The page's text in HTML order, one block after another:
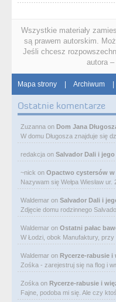
Wszystkie materiały
są prawem autorskim.
Jeśli chcesz
autora
Mapa strony | Archiwum |
Ostatnie komentarze
Zuzanna on Dom Jana
W domu Długosza znajduje się
redakcja on Salvador Dali i
~nick on Opactwo cystersów
Nazywam się Wełpa Wiesław
Waldemar on Salvador Dali i
Zdjęcie domu rodzinnego
Waldemar on Ostatni pałac
W Łodzi, obok Manufaktury, przy
Waldemar on Rycerze-rabusie i
Zośka - zarejestruj się na flog i
Zośka on Rycerze-rabusie i
Fajne, podoba mi się. Ale czy